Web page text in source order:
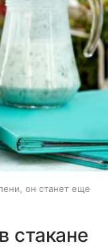
он станет еще
стакане